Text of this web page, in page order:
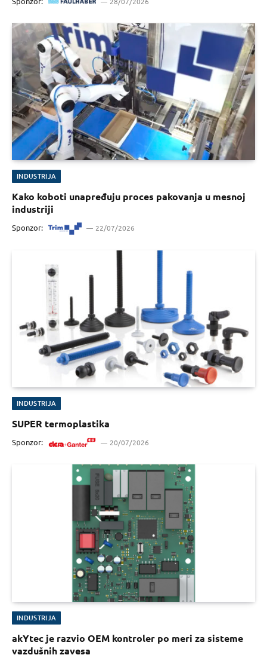
INDUSTRIJA
Kako koboti unapređuju proces pakovanja u mesnoj
industriji
Sponzor: 22/07/2026
INDUSTRIJA
SUPER termoplastika
Sponzor: 20/07/2026
INDUSTRIJA
akYtec je razvio OEM kontroler po meri za sisteme
vazdušnih zavesa